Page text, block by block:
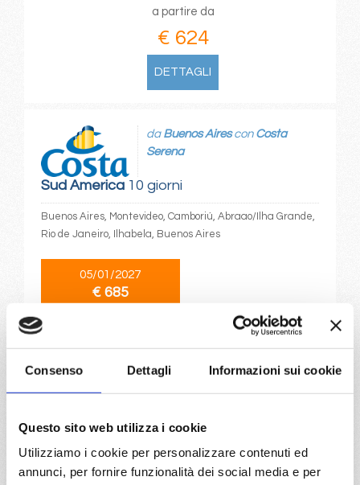
Consenso Dettagli Informazioni sui cookie
Questo sito web utilizza i cookie
Utilizziamo i cookie per personalizzare contenuti ed
annunci, per fornire funzionalità dei social media e per
a partire da
€ 624
DETTAGLI
Sud America10 giorni
da Buenos Airescon Costa
Serena
Buenos Aires, Montevideo, Camboriú, Abraao/Ilha Grande,
Rio de Janeiro, Ilhabela, Buenos Aires
05/01/2027
€ 685
€ 685
daSalvador de bahiaconMSC
Virtuosa